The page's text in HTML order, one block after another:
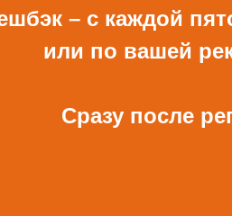
ВСЕ
– с каждой
или по вашей
Сразу после